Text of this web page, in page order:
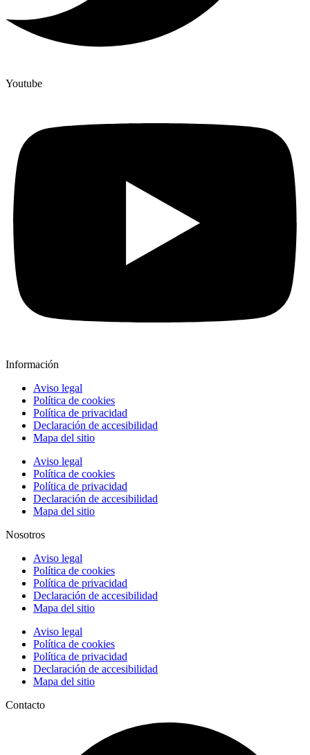
Youtube
Información
Aviso legal
Política de cookies
Política de privacidad
Declaración de accesibilidad
Mapa del sitio
Aviso legal
Política de cookies
Política de privacidad
Declaración de accesibilidad
Mapa del sitio
Nosotros
Aviso legal
Política de cookies
Política de privacidad
Declaración de accesibilidad
Mapa del sitio
Aviso legal
Política de cookies
Política de privacidad
Declaración de accesibilidad
Mapa del sitio
Contacto